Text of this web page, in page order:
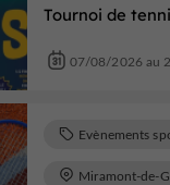
Tournoi de
07/08/2026 au
Evènements
Miramont-de-